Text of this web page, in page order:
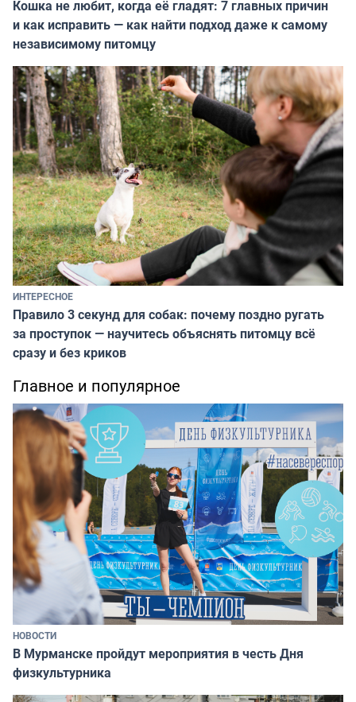
Кошка не любит, когда её гладят: 7 главных причин
и как исправить — как найти подход даже к самому
независимому питомцу
ИНТЕРЕСНОЕ
Правило 3 секунд для собак: почему поздно ругать
за проступок — научитесь объяснять питомцу всё
сразу и без криков
Главное и популярное
НОВОСТИ
В Мурманске пройдут мероприятия в честь Дня
физкультурника